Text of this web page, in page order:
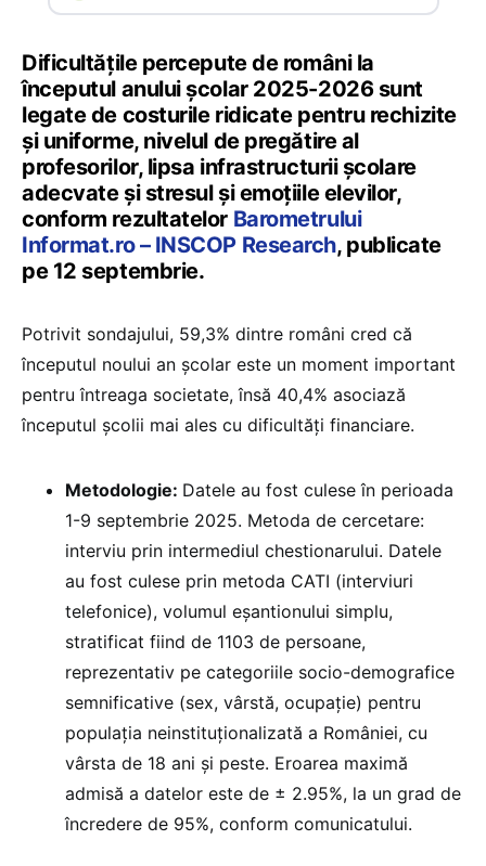
Dificultățile percepute de români la
începutul anului școlar 2025-2026 sunt
legate de costurile ridicate pentru rechizite
și uniforme, nivelul de pregătire al
profesorilor, lipsa infrastructurii școlare
adecvate și stresul și emoțiile elevilor,
conform rezultatelor Barometrului
Informat.ro – INSCOP Research, publicate
pe 12 septembrie.
Potrivit sondajului, 59,3% dintre români cred că
începutul noului an școlar este un moment important
pentru întreaga societate, însă 40,4% asociază
începutul școlii mai ales cu dificultăți financiare.
Metodologie: Datele au fost culese în perioada
1-9 septembrie 2025. Metoda de cercetare:
interviu prin intermediul chestionarului. Datele
au fost culese prin metoda CATI (interviuri
telefonice), volumul eșantionului simplu,
stratificat fiind de 1103 de persoane,
reprezentativ pe categoriile socio-demografice
semnificative (sex, vârstă, ocupație) pentru
populația neinstituționalizată a României, cu
vârsta de 18 ani și peste. Eroarea maximă
admisă a datelor este de ± 2.95%, la un grad de
încredere de 95%, conform comunicatului.